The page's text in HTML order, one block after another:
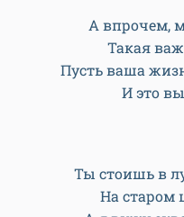
За
И что
Вы
И вы
Пусть